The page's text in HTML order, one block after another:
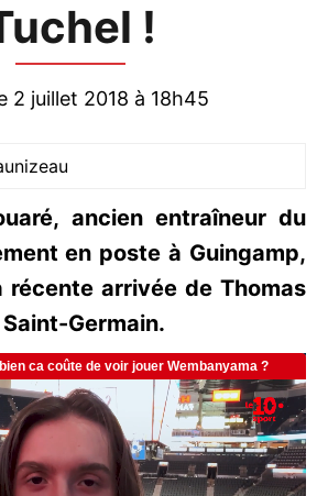
!
2 juillet 2018 à 18h45
ancien entraîneur du
en poste à Guingamp,
récente arrivée de Thomas
Germain.